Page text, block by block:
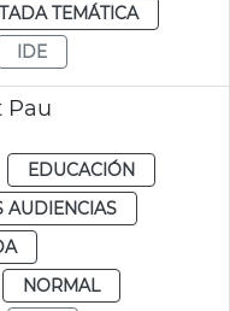
TEMÁTICA
IDE
Pau
EDUCACIÓN
AUDIENCIAS
NORMAL